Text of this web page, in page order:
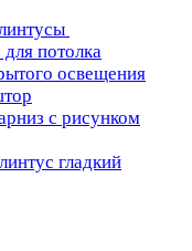
потолка
освещения
с рисунком
гладкий